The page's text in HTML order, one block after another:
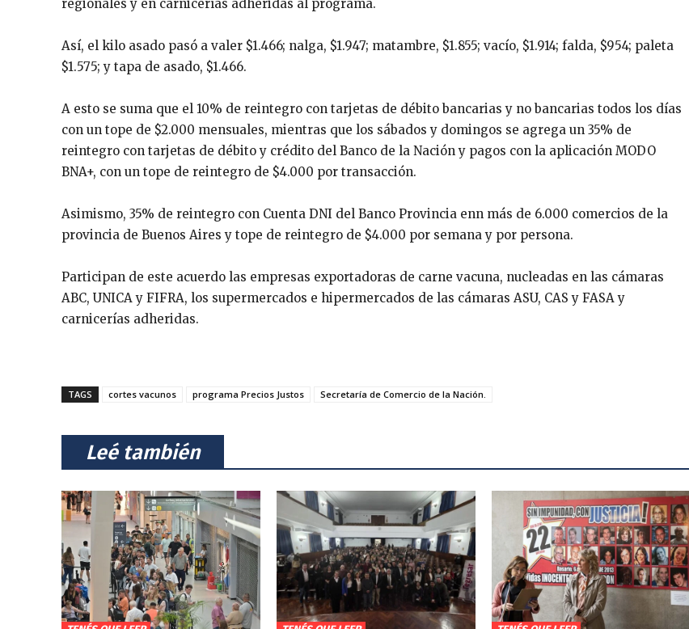
regionales y en carnicerías adheridas al programa.
Así, el kilo asado pasó a valer $1.466; nalga, $1.947; matambre, $1.855; vacío, $1.914; falda, $954; paleta
$1.575; y tapa de asado, $1.466.
A esto se suma que el 10% de reintegro con tarjetas de débito bancarias y no bancarias todos los días
con un tope de $2.000 mensuales, mientras que los sábados y domingos se agrega un 35% de
reintegro con tarjetas de débito y crédito del Banco de la Nación y pagos con la aplicación MODO
BNA+, con un tope de reintegro de $4.000 por transacción.
Asimismo, 35% de reintegro con Cuenta DNI del Banco Provincia enn más de 6.000 comercios de la
provincia de Buenos Aires y tope de reintegro de $4.000 por semana y por persona.
Participan de este acuerdo las empresas exportadoras de carne vacuna, nucleadas en las cámaras
ABC, UNICA y FIFRA, los supermercados e hipermercados de las cámaras ASU, CAS y FASA y
carnicerías adheridas.
TAGS cortes vacunos programa Precios Justos Secretaría de Comercio de la Nación.
⠀Leé también⠀